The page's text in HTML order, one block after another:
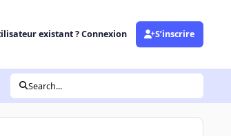
existant ? Connexion S’inscrire
Search...